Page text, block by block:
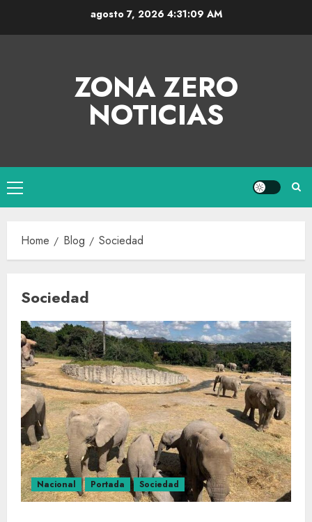
agosto 7, 20264:31:10 AM
ZONA ZERO
NOTICIAS
Home Blog Sociedad
Sociedad
Nacional Portada Sociedad